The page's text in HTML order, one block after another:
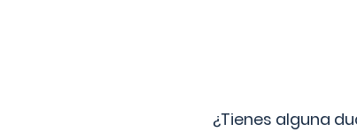
¿Tienes alguna